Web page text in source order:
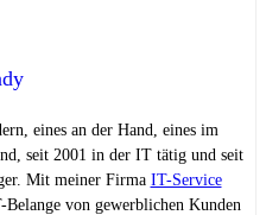
eines an der Hand, eines im
seit 2001 in der IT tätig und seit
Mit meiner Firma IT-Service
von gewerblichen Kunden